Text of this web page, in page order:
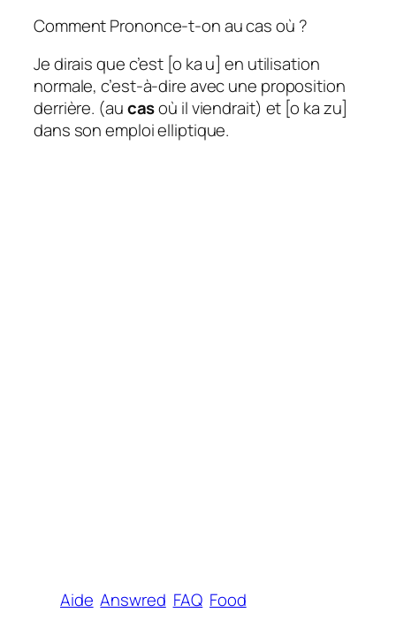
Comment Prononce-t-on au cas où ?
Je dirais que c’est [o ka u] en utilisation
normale, c’est-à-dire avec une proposition
derrière. (aucasoù il viendrait) et [o ka zu]
dans son emploi elliptique.
Aide Answred FAQ Food